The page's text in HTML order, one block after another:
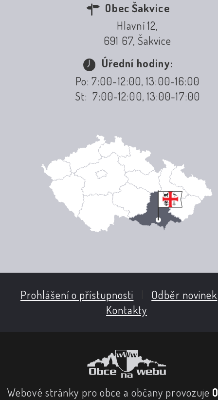
Obec Šakvice
Hlavní 12,
691 67, Šakvice
Úřední hodiny:
Po: 7:00-12:00, 13:00-16:00
St: 7:00-12:00, 13:00-17:00
Prohlášení o přístupnosti Odběr novinek
Kontakty
Webové stránky pro obce a občany provozuje